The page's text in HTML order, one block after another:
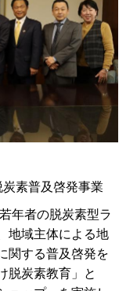
炭素普及啓発事業
年者の脱炭素型ラ
地域主体による地
関する普及啓発を
脱炭素教育」と